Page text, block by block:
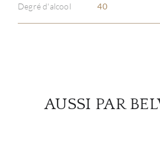
Degré d'alcool 40
AUSSI PAR